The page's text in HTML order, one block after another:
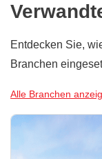
Entdecken Sie,
Branchen
Alle Branchen